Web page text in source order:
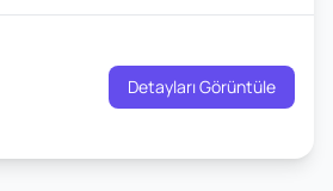
Detayları Görüntüle